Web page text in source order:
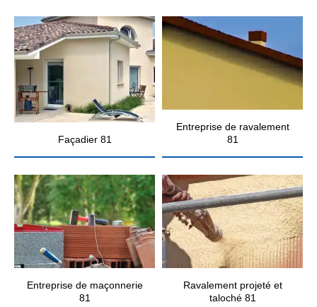
Façadier 81
Entreprise de ravalement
81
Entreprise de maçonnerie
81
Ravalement projeté et
taloché 81